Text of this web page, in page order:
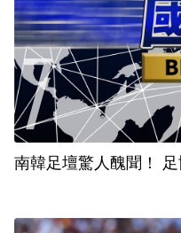
南韓足壇驚人醜聞！